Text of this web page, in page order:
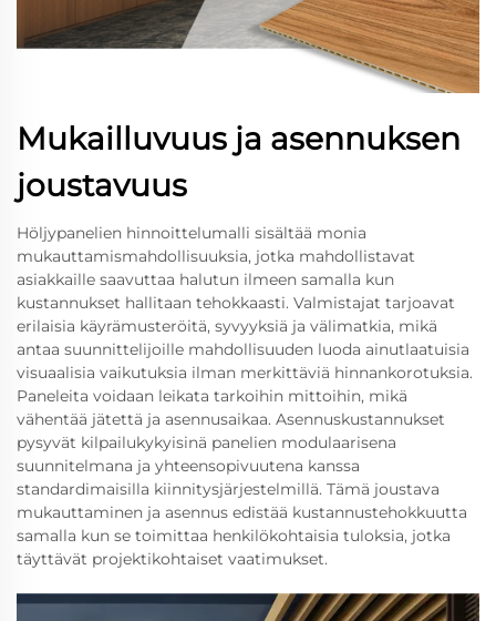
Mukailluvuus ja asennuksen
joustavuus
Höljypanelien hinnoittelumalli sisältää monia
mukauttamismahdollisuuksia, jotka mahdollistavat
asiakkaille saavuttaa halutun ilmeen samalla kun
kustannukset hallitaan tehokkaasti. Valmistajat tarjoavat
erilaisia käyrämusteröitä, syvyyksiä ja välimatkia, mikä
antaa suunnittelijoille mahdollisuuden luoda ainutlaatuisia
visuaalisia vaikutuksia ilman merkittäviä hinnankorotuksia.
Paneleita voidaan leikata tarkoihin mittoihin, mikä
vähentää jätettä ja asennusaikaa. Asennuskustannukset
pysyvät kilpailukykyisinä panelien modulaarisena
suunnitelmana ja yhteensopivuutena kanssa
standardimaisilla kiinnitysjärjestelmillä. Tämä joustava
mukauttaminen ja asennus edistää kustannustehokkuutta
samalla kun se toimittaa henkilökohtaisia tuloksia, jotka
täyttävät projektikohtaiset vaatimukset.